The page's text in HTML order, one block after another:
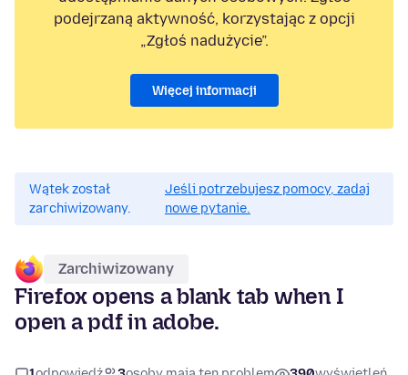
podejrzaną aktywność, korzystając z opcji
„Zgłoś nadużycie”.
Więcej informacji
Wątek został
zarchiwizowany.
Jeśli potrzebujesz pomocy, zadaj
nowe pytanie.
Zarchiwizowany
Firefox opens a blank tab when I
open a pdf in adobe.